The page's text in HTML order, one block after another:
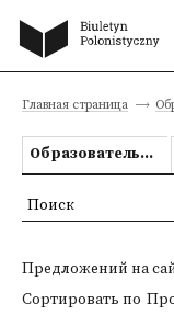
Главная страница
Образовательные предложения
Предложений на
Сортировать по
Поиск